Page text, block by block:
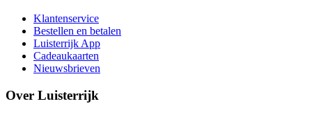
Klantenservice
Bestellen en betalen
Luisterrijk App
Cadeaukaarten
Nieuwsbrieven
Over Luisterrijk